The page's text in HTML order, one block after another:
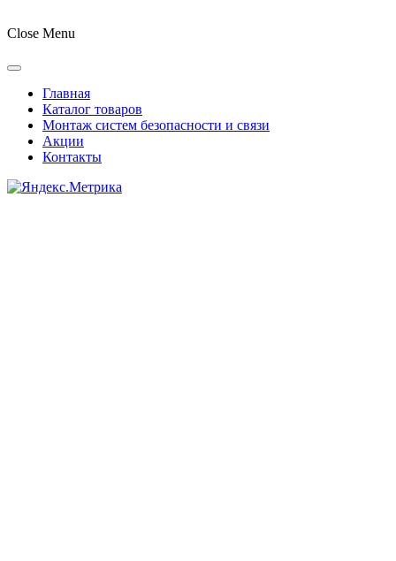
Close Menu
Главная
Каталог товаров
Монтаж систем безопасности и связи
Акции
Контакты